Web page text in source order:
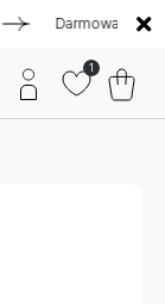
Darmowa dostawa
1